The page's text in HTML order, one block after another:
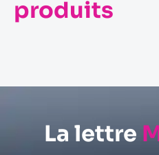
produits
Abonnements Moto
La lettre